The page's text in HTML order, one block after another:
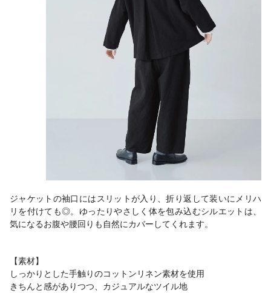
ジャケットの袖口にはスリットが入り、折り返して装いにメリハ
リを付けても◎。ゆったりやさしく体を包み込むシルエットは、
気になるお腹や腰回りも自然にカバーしてくれます。
【素材】
しっかりとした手触りのコットンリネン素材を使用
きちんと感がありつつ、カジュアルなツイル地